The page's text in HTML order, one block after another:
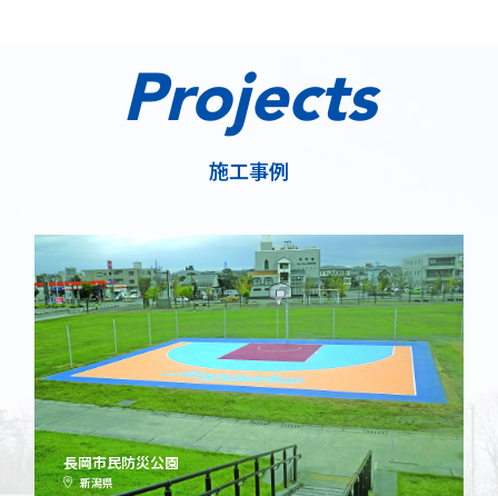
Projects
施工事例
長岡市民防災公園
新潟県